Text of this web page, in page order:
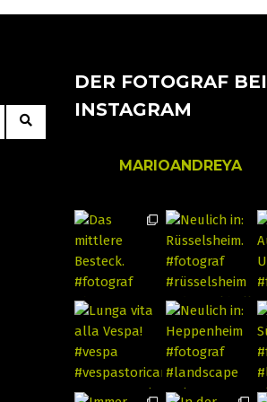
DER FOTOGRAF BEI
INSTAGRAM
MARIOANDREYA